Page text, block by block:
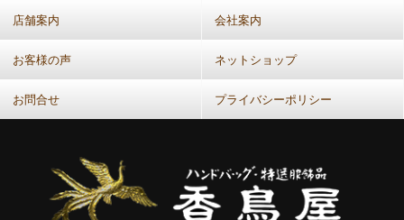
月
別）
店舗案内 会社案内
お客様の声 ネットショップ
お問合せ プライバシーポリシー